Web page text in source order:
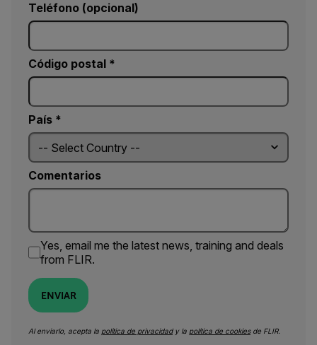
Teléfono (opcional)
Código postal *
País *
Comentarios
Yes, email me the latest news, training and deals
from FLIR.
ENVIAR
Al enviarlo, acepta la política de privacidady la política de cookiesde FLIR.